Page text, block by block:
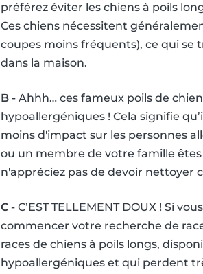
préférez éviter les chiens à poils
Ces chiens nécessitent
coupes moins fréquents), ce qui se
dans la maison.
B - Ahhh… ces fameux poils de
hypoallergéniques ! Cela signifie
moins d'impact sur les personnes
ou un membre de votre famille
n'appréciez pas de devoir nettoyer
C - C’EST TELLEMENT DOUX ! Si
commencer votre recherche de
races de chiens à poils longs,
hypoallergéniques et qui perdent